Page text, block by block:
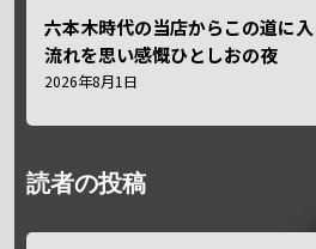
六本木時代の当店からこの道に
流れを思い感慨ひとしおの夜
2026年8月1日
読者の投稿